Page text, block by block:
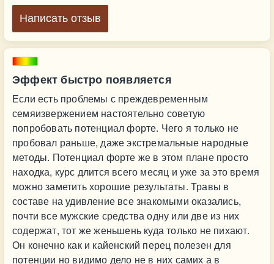
Эффект быстро появляется
Если есть проблемы с преждевременным
семяизвержением настоятельно советую
попробовать потенциал форте. Чего я только не
пробовал раньше, даже экстремальные народные
методы. Потенциал форте же в этом плане просто
находка, курс длится всего месяц и уже за это время
можно заметить хорошие результаты. Травы в
составе на удивление все знакомыми оказались,
почти все мужские средства одну или две из них
содержат, тот же женьшень куда только не пихают.
Он конечно как и кайенский перец полезен для
потенции но видимо дело не в них самих а в
Написать отзыв